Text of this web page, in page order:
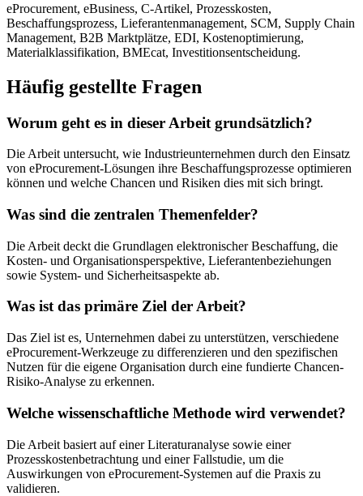
eProcurement, eBusiness, C-Artikel, Prozesskosten,
Beschaffungsprozess, Lieferantenmanagement, SCM, Supply Chain
Management, B2B Marktplätze, EDI, Kostenoptimierung,
Materialklassifikation, BMEcat, Investitionsentscheidung.
Häufig gestellte Fragen
Worum geht es in dieser Arbeit grundsätzlich?
Die Arbeit untersucht, wie Industrieunternehmen durch den Einsatz
von eProcurement-Lösungen ihre Beschaffungsprozesse optimieren
können und welche Chancen und Risiken dies mit sich bringt.
Was sind die zentralen Themenfelder?
Die Arbeit deckt die Grundlagen elektronischer Beschaffung, die
Kosten- und Organisationsperspektive, Lieferantenbeziehungen
sowie System- und Sicherheitsaspekte ab.
Was ist das primäre Ziel der Arbeit?
Das Ziel ist es, Unternehmen dabei zu unterstützen, verschiedene
eProcurement-Werkzeuge zu differenzieren und den spezifischen
Nutzen für die eigene Organisation durch eine fundierte Chancen-
Risiko-Analyse zu erkennen.
Welche wissenschaftliche Methode wird verwendet?
Die Arbeit basiert auf einer Literaturanalyse sowie einer
Prozesskostenbetrachtung und einer Fallstudie, um die
Auswirkungen von eProcurement-Systemen auf die Praxis zu
validieren.